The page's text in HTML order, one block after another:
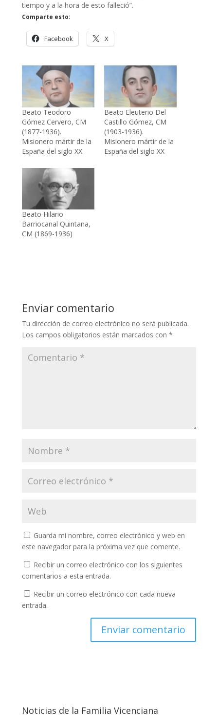
tiempo y a la hora de esto falleció”.
Comparte esto:
Facebook X
Beato Teodoro
Gómez Cervero, CM
(1877-1936).
Misionero mártir de la
España del siglo XX
Beato Eleuterio Del
Castillo Gómez, CM
(1903-1936).
Misionero mártir de la
España del siglo XX
Beato Hilario
Barriocanal Quintana,
CM (1869-1936)
Enviar comentario
Tu dirección de correo electrónico no será publicada.
Los campos obligatorios están marcados con *
Guarda mi nombre, correo electrónico y web en
este navegador para la próxima vez que comente.
Recibir un correo electrónico con los siguientes
comentarios a esta entrada.
Recibir un correo electrónico con cada nueva
entrada.
Noticias de la Familia Vicenciana